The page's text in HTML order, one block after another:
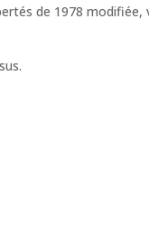
de 1978 modifiée,